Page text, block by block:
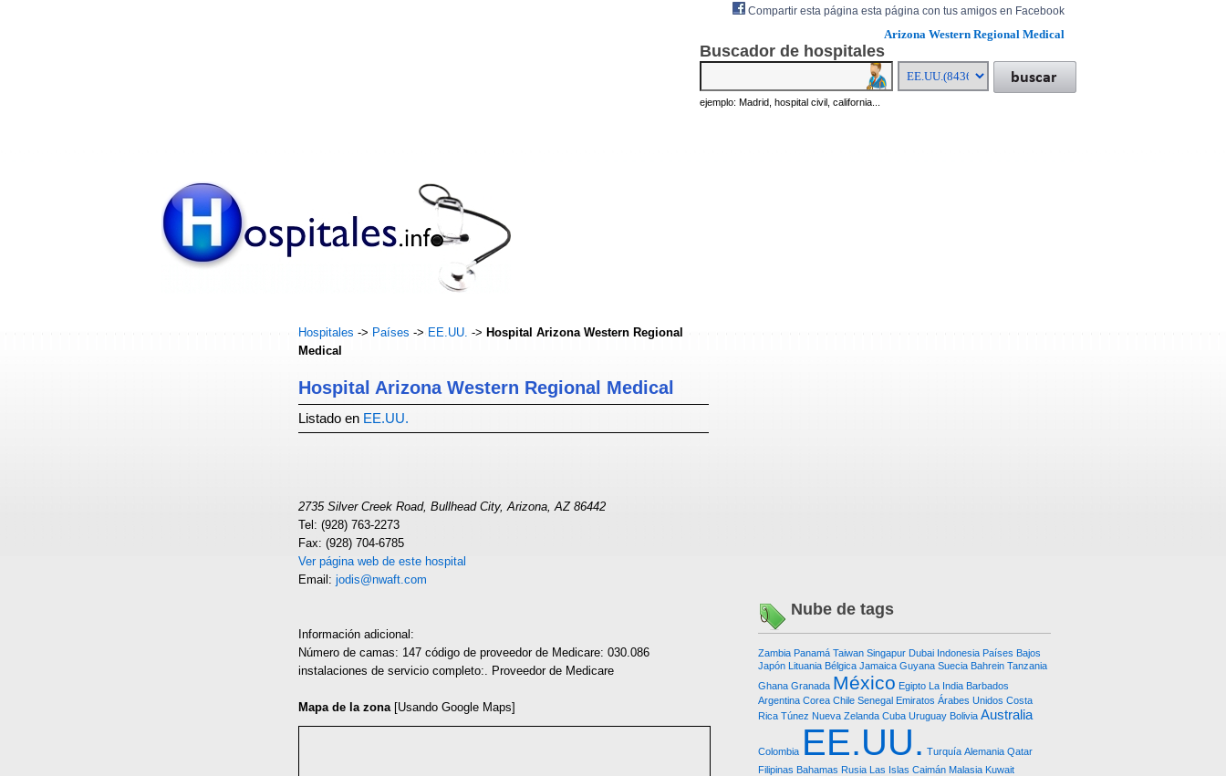
Arizona Western Regional Medical
Buscador de hospitales
ejemplo: Madrid, hospital civil, california...
Hospitales -> Países -> EE.UU. -> Hospital Arizona Western Regional
Medical
Hospital Arizona Western Regional Medical
Listado en EE.UU.
2735 Silver Creek Road, Bullhead City, Arizona, AZ 86442
Tel: (928) 763-2273
Fax: (928) 704-6785
Ver página web de este hospital
Email: jodis@nwaft.com
Información adicional:
Número de camas: 147 código de proveedor de Medicare: 030.086
instalaciones de servicio completo:. Proveedor de Medicare
Mapa de la zona[Usando Google Maps]
Nube de tags
Zambia Panamá Taiwan Singapur Dubai Indonesia Países Bajos
Japón Lituania Bélgica Jamaica Guyana Suecia Bahrein Tanzania
Ghana Granada México Egipto La India Barbados
Argentina Corea Chile Senegal Emiratos Árabes Unidos Costa
Rica Túnez Nueva Zelanda Cuba Uruguay Bolivia Australia
Colombia EE.UU. Turquía Alemania Qatar
Filipinas Bahamas Rusia Las Islas Caimán Malasia Kuwait
Compartir esta página esta página con tus amigos en Facebook